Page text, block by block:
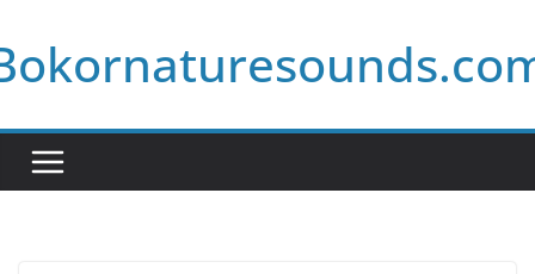
to
content